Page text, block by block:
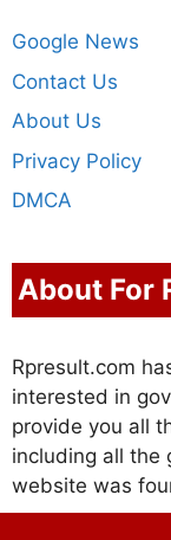
Google News
Contact Us
About Us
Privacy Policy
DMCA
About For
Rpresult.com
interested in
provide you all
including all the
website was